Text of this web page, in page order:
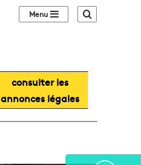
Sidebar (barre
consulter les
annonces légales